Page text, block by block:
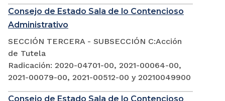
Consejo de Estado Sala de lo Contencioso
Administrativo
SECCIÓN TERCERA - SUBSECCIÓN C:Acción
de Tutela
Radicación: 2020-04701-00, 2021-00064-00,
2021-00079-00, 2021-00512-00 y 20210049900
Consejo de Estado Sala de lo Contencioso